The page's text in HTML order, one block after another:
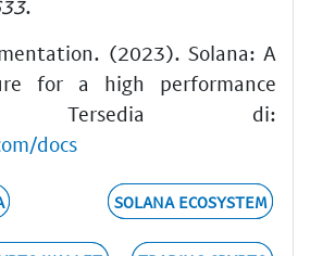
.
(2023). Solana: A
for a high performance
Tersedia di:
docs
SOLANA ECOSYSTEM